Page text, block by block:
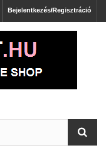
Bejelentkezés/Regisztráció